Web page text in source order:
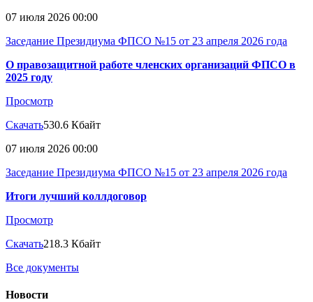
07 июля 2026 00:00
Заседание Президиума ФПСО №15 от 23 апреля 2026 года
О правозащитной работе членских организаций ФПСО в
2025 году
Просмотр
Скачать530.6 Кбайт
07 июля 2026 00:00
Заседание Президиума ФПСО №15 от 23 апреля 2026 года
Итоги лучший коллдоговор
Просмотр
Скачать218.3 Кбайт
Все документы
Новости